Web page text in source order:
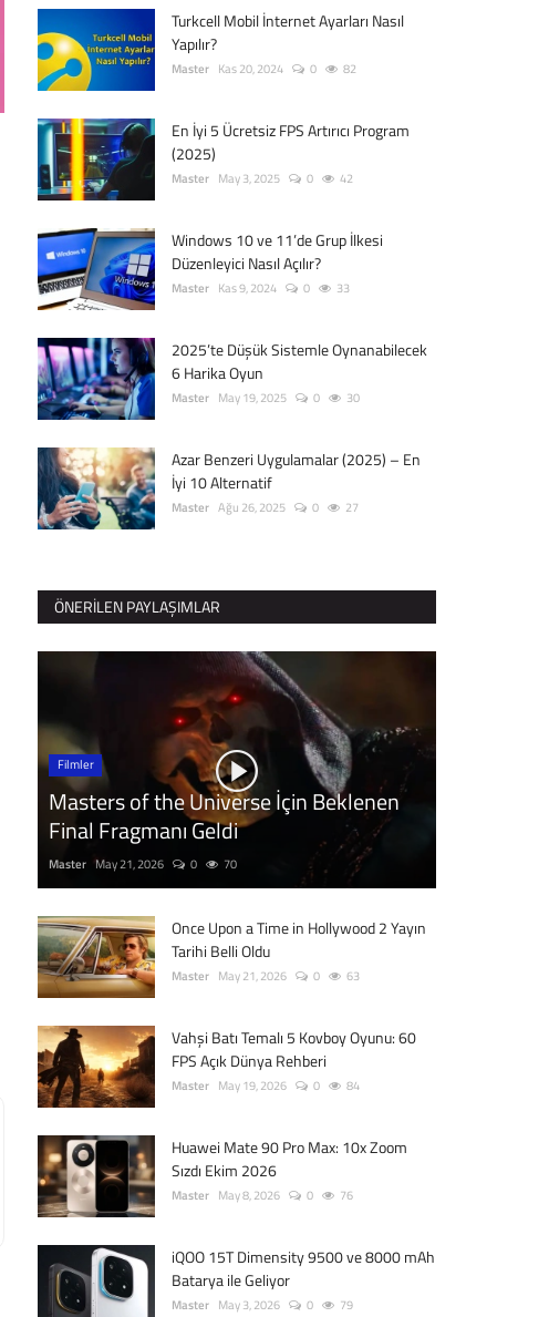
Turkcell Mobil İnternet Ayarları Nasıl
Yapılır?
Master Kas 20, 2024 0 82
En İyi 5 Ücretsiz FPS Artırıcı Program
(2025)
Master May 3, 2025 0 42
Windows 10 ve 11’de Grup İlkesi
Düzenleyici Nasıl Açılır?
Master Kas 9, 2024 0 33
2025’te Düşük Sistemle Oynanabilecek
6 Harika Oyun
Master May 19, 2025 0 30
Azar Benzeri Uygulamalar (2025) – En
İyi 10 Alternatif
Master Ağu 26, 2025 0 27
ÖNERILEN PAYLAŞIMLAR
Filmler
Masters of the Universe İçin Beklenen
Final Fragmanı Geldi
Master May 21, 2026 0 70
Once Upon a Time in Hollywood 2 Yayın
Tarihi Belli Oldu
Master May 21, 2026 0 63
Vahşi Batı Temalı 5 Kovboy Oyunu: 60
FPS Açık Dünya Rehberi
Master May 19, 2026 0 84
Huawei Mate 90 Pro Max: 10x Zoom
Sızdı Ekim 2026
Master May 8, 2026 0 76
iQOO 15T Dimensity 9500 ve 8000 mAh
Batarya ile Geliyor
Master May 3, 2026 0 79